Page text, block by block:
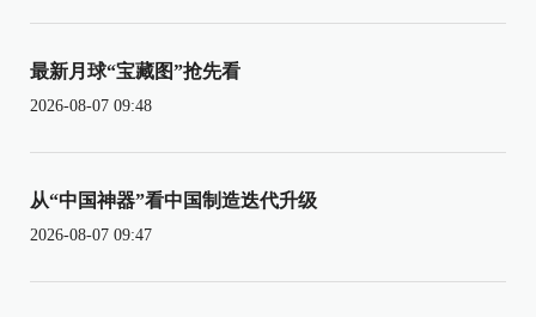
最新月球“宝藏图”抢先看
2026-08-07 09:48
从“中国神器”看中国制造迭代升级
2026-08-07 09:47